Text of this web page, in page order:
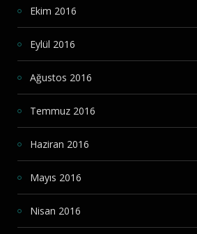
Ekim 2016
Eylül 2016
Ağustos 2016
Temmuz 2016
Haziran 2016
Mayıs 2016
Nisan 2016